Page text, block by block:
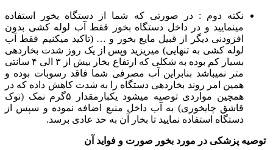
نکته دوم : در صورتی که شما از دستگاه بخور استفاده
مینمایید و در داخل دستگاه بخور فقط آب لوله کشی بدون
افزودنی دیگر از قبیل مایع بخور و … (تاکید میکنیم فقط آب
لوله کشی به تنهایی) میریزید وپس از یک روز شدت بخاردهی
بسیار کم بوده به شکلی که ارتفاع بخار بیش از ۳ الی ۴ سانتی
متر نمیباشد بنابراین آب مصرفی شما فاقد رسوبات بوده و
همین امر روند بخاردهی دستگاه را به شدت کاهش داده که در
همچین مواردی توصیه میشود یکبارمقدار ۵گرم نمک (نوک
قاشق چایخوری) به آب داخل منبع اضافه نموده و سپس از
دستگاه استفاده نمایید تا بخار آن به حد عادی برسد.
توصیه پزشکی در مورد بخور صورت و فواید آن